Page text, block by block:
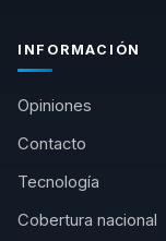
INFORMACIÓN
Opiniones
Contacto
Tecnología
Cobertura nacional